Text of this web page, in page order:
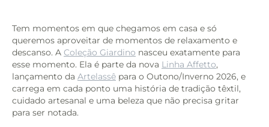
Tem momentos em que chegamos em casa e só
queremos aproveitar de momentos de relaxamento e
descanso. A Coleção Giardino nasceu exatamente para
esse momento. Ela é parte da nova Linha Affetto,
lançamento da Artelassê para o Outono/Inverno 2026, e
carrega em cada ponto uma história de tradição têxtil,
cuidado artesanal e uma beleza que não precisa gritar
para ser notada.